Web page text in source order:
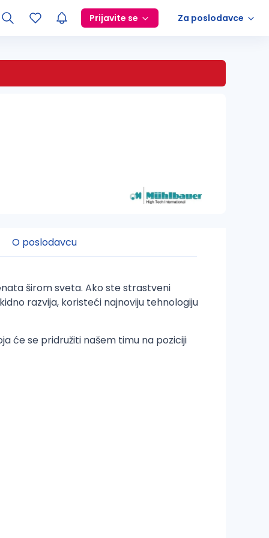
Prijavite se Za poslodavce
O poslodavcu
širom sveta. Ako ste strastveni
razvija, koristeći najnoviju tehnologiju
će se pridružiti našem timu na poziciji